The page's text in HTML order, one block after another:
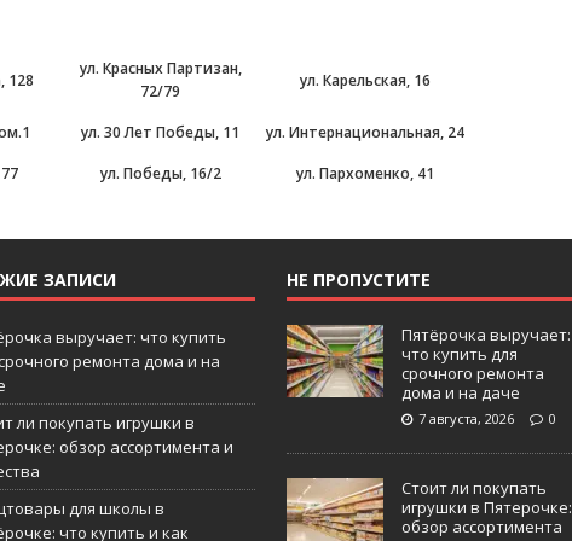
128
ул. Красных Партизан,
72/79
ул. Карельская, 16
ул. 30 Лет Победы, 11
ул. Интернациональная, 24
ул. Победы, 16/2 ул. Пархоменко, 41
ЗАПИСИ
выручает: что купить
ремонта дома и на
ли покупать игрушки в
обзор ассортимента и
для школы в
что купить и как
НЕ ПРОПУСТИТЕ
Пятёрочка выручает:
что купить для
срочного ремонта
дома и на даче
7 августа, 2026 0
Стоит ли покупать
игрушки в Пятерочке:
обзор ассортимента